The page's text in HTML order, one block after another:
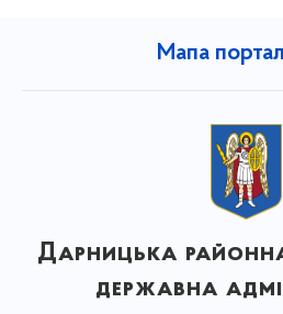
Мапа
Дарницька районна
державна